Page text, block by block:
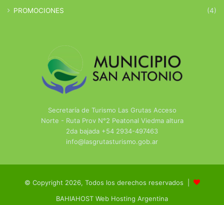
PROMOCIONES
(4)
Secretaría de Turismo Las Grutas Acceso
Norte - Ruta Prov N°2 Peatonal Viedma altura
2da bajada +54 2934-497463
info@lasgrutasturismo.gob.ar
© Copyright 2026, Todos los derechos reservados |
BAHIAHOST Web Hosting Argentina